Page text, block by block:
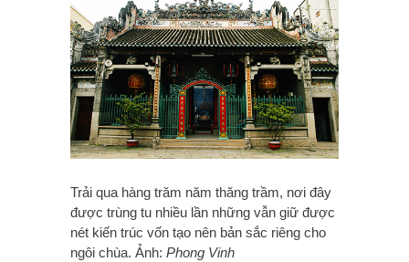
Trải qua hàng trăm năm thăng trầm, nơi đây
được trùng tu nhiều lần những vẫn giữ được
nét kiến trúc vốn tạo nên bản sắc riêng cho
ngôi chùa. Ảnh: Phong Vinh